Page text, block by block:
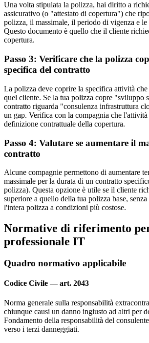
Una volta stipulata la polizza, hai diritto a
assicurativo (o "attestato di copertura") che
polizza, il massimale, il periodo di vigenza e le
Questo documento è quello che il cliente
copertura.
Passo 3: Verificare che la polizza
specifica del contratto
La polizza deve coprire la specifica attività
quel cliente. Se la tua polizza copre "sviluppo
contratto riguarda "consulenza infrastruttura
un gap. Verifica con la compagnia che
definizione contrattuale della copertura.
Passo 4: Valutare se aumentare il
contratto
Alcune compagnie permettono di aumentare
massimale per la durata di un contratto
polizza). Questa opzione è utile se il cliente
superiore a quello della tua polizza base,
l'intera polizza a condizioni più costose.
Normative di riferimento
professionale IT
Quadro normativo applicabile
Codice Civile — art. 2043
Norma generale sulla responsabilità
chiunque causi un danno ingiusto ad altri per
Fondamento della responsabilità del
verso i terzi danneggiati.